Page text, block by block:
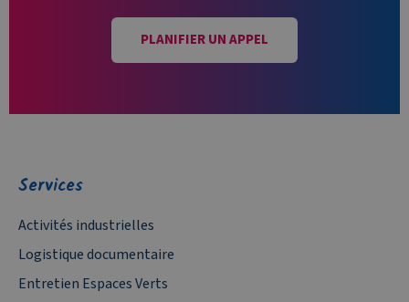
PLANIFIER UN APPEL
Services
Activités industrielles
Logistique documentaire
Entretien Espaces Verts